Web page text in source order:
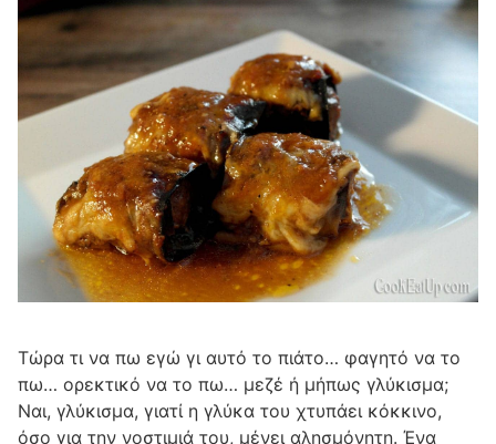
Τώρα τι να πω εγώ γι αυτό το πιάτο… φαγητό να το
πω… ορεκτικό να το πω… μεζέ ή μήπως γλύκισμα;
Ναι, γλύκισμα, γιατί η γλύκα του χτυπάει κόκκινο,
όσο για την νοστιμιά του, μένει αλησμόνητη. Ένα